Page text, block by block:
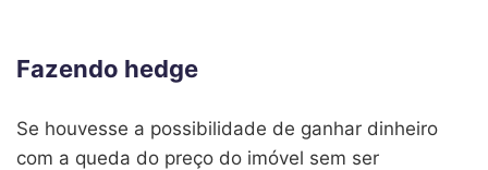
Fazendo hedge
Se houvesse a possibilidade de ganhar dinheiro
com a queda do preço do imóvel sem ser